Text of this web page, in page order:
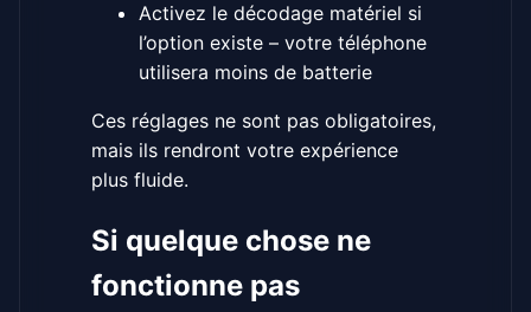
Activez le décodage matériel si
l’option existe – votre téléphone
utilisera moins de batterie
Ces réglages ne sont pas obligatoires,
mais ils rendront votre expérience
plus fluide.
Si quelque chose ne
fonctionne pas